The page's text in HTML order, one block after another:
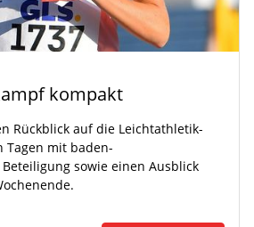
kompakt
Rückblick auf die Leichtathletik-
Tagen mit baden-
sowie einen Ausblick